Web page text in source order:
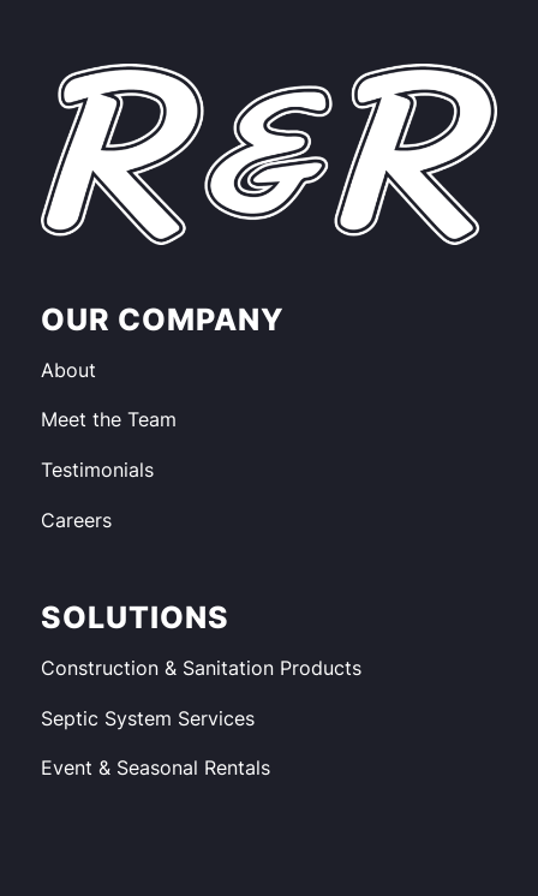
OUR COMPANY
About
Meet the Team
Testimonials
Careers
SOLUTIONS
Construction & Sanitation Products
Septic System Services
Event & Seasonal Rentals